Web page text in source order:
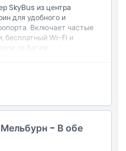
SkyBus из центра
для удобного и
Включает частые
бесплатный Wi-Fi и
за багаж.
Мельбурн Тулламарин и
- В обе